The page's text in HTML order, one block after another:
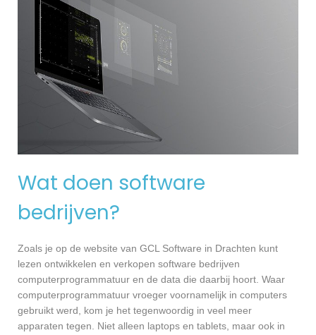
Wat doen software
bedrijven?
Zoals je op de website van GCL Software in Drachten kunt
lezen ontwikkelen en verkopen software bedrijven
computerprogrammatuur en de data die daarbij hoort. Waar
computerprogrammatuur vroeger voornamelijk in computers
gebruikt werd, kom je het tegenwoordig in veel meer
apparaten tegen. Niet alleen laptops en tablets, maar ook in